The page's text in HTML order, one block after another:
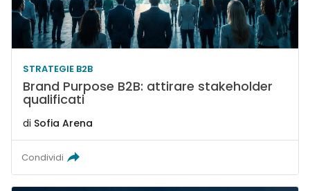
STRATEGIE B2B
Brand Purpose B2B: attirare stakeholder
qualificati
di Sofia Arena
Condividi